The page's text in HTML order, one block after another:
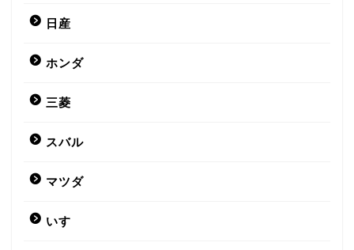
日産
ホンダ
三菱
スバル
マツダ
いすゞ